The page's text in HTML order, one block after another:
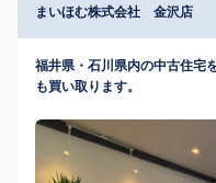
まいほむ株式会社 金沢店
福井県・石川県内の中古住宅
も買い取ります。